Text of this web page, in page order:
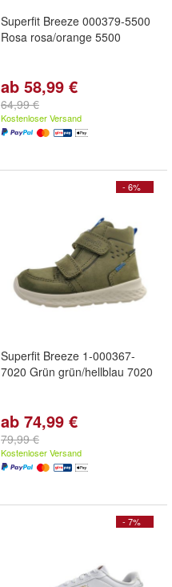
Superfit Breeze 000379-5500
Rosa rosa/orange 5500
ab 58,99 €
64,99 €
Kostenloser Versand
- 6%
Superfit Breeze 1-000367-
7020 Grün grün/hellblau 7020
ab 74,99 €
79,99 €
Kostenloser Versand
- 7%